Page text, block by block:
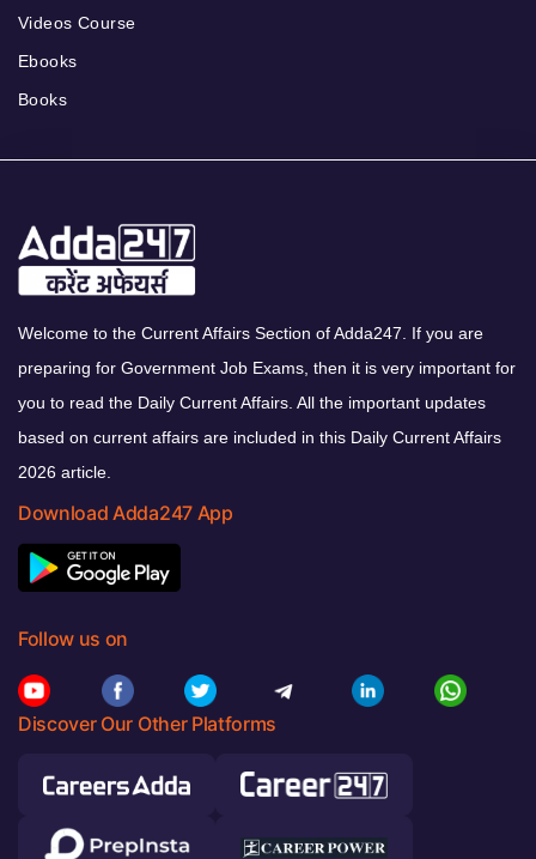
Videos Course
Ebooks
Books
Welcome to the Current Affairs Section of Adda247. If you are
preparing for Government Job Exams, then it is very important for
you to read the Daily Current Affairs. All the important updates
based on current affairs are included in this Daily Current Affairs
2026 article.
Download Adda247 App
Follow us on
Discover Our Other Platforms